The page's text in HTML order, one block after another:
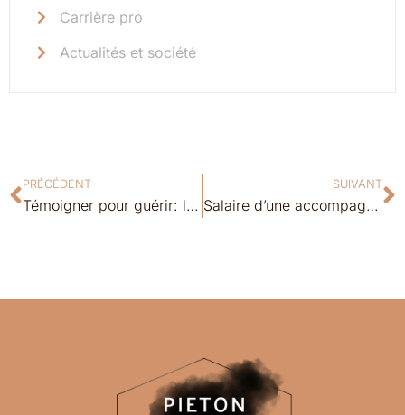
Carrière pro
Actualités et société
PRÉCÉDENT
Témoigner pour guérir: le parcours inspirant de Lydie face au lymphome
SUIVANT
Salaire d’une accompagnante périnatale : réalité et potentiel surprenant